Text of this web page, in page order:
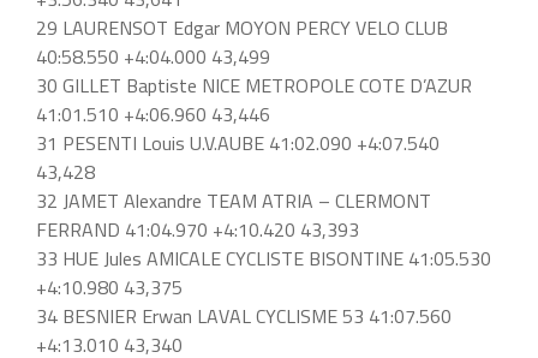
29 LAURENSOT Edgar MOYON PERCY VELO CLUB
40:58.550 +4:04.000 43,499
30 GILLET Baptiste NICE METROPOLE COTE D’AZUR
41:01.510 +4:06.960 43,446
31 PESENTI Louis U.V.AUBE 41:02.090 +4:07.540
43,428
32 JAMET Alexandre TEAM ATRIA – CLERMONT
FERRAND 41:04.970 +4:10.420 43,393
33 HUE Jules AMICALE CYCLISTE BISONTINE 41:05.530
+4:10.980 43,375
34 BESNIER Erwan LAVAL CYCLISME 53 41:07.560
+4:13.010 43,340